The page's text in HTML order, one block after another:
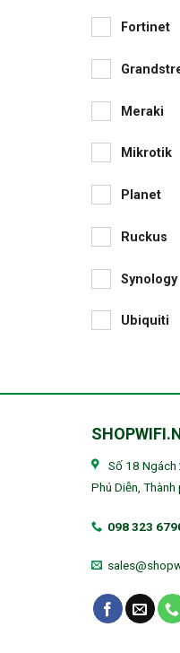
Fortinet
Meraki
Mikrotik
Planet
Ruckus
Synology
Ubiquiti
Số 18
Phú Diễn,
098 323